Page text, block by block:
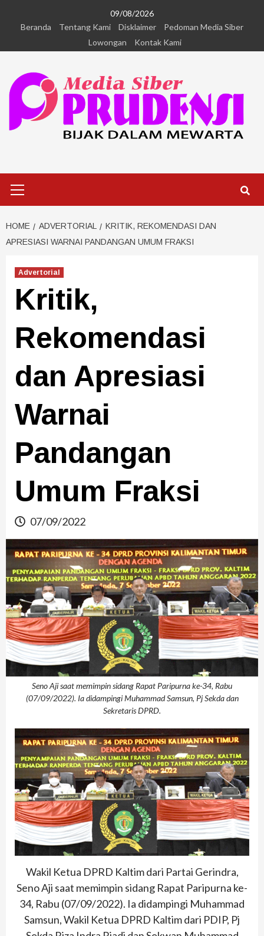
09/08/2026
Beranda
Tentang Kami Disklaimer
Pedoman Media Siber
Lowongan
Kontak Kami
HOME ADVERTORIAL
KRITIK, REKOMENDASI DAN
APRESIASI WARNAI PANDANGAN UMUM FRAKSI
Advertorial
Kritik,
Rekomendasi
dan Apresiasi
Warnai
Pandangan
Umum Fraksi
07/09/2022
Seno Aji saat memimpin sidang Rapat Paripurna ke-34, Rabu
(07/09/2022). Ia didampingi Muhammad Samsun, Pj Sekda dan
Sekretaris DPRD.
Wakil Ketua DPRD Kaltim dari Partai Gerindra,
Seno Aji saat memimpin sidang Rapat Paripurna ke-
34, Rabu (07/09/2022). Ia didampingi Muhammad
Samsun, Wakil Ketua DPRD Kaltim dari PDIP, Pj